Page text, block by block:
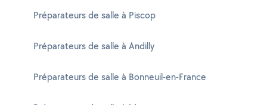
Préparateurs de salle à Piscop
Préparateurs de salle à Andilly
Préparateurs de salle à Bonneuil-en-France